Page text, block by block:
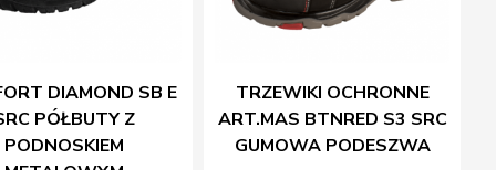
DIAMOND SB E
PÓŁBUTY Z
PODNOSKIEM
TRZEWIKI OCHRONNE
ART.MAS BTNRED S3 SRC
GUMOWA PODESZWA